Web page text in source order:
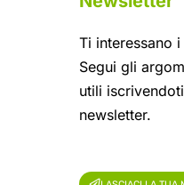
Ti interessano
Segui gli
utili
newsletter.